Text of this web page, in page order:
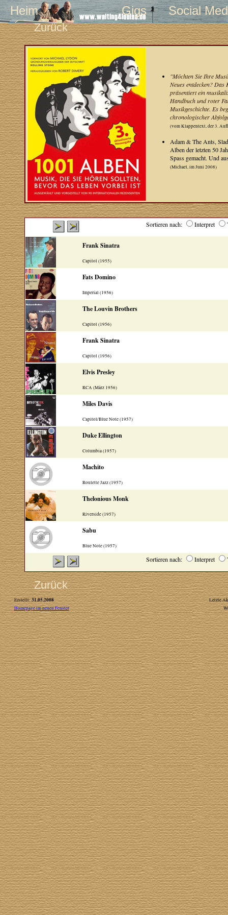
Heim Gigs Social
Zurück
"Möchten Sie Ihre
Neues entdecken?
präsentiert ein
Handbuch und roter
Musikgeschichte. Es
chronologischer
(vom Klappentext, der 3.
Adam & The Ants,
Alben der letzten 50
Spass gemacht. Und
(Michael, im Juni 2008)
Sortieren nach: Interpret
Frank Sinatra
Capitol (1955)
Fats Domino
Imperial (1956)
The Louvin Brothers
Capitol (1956)
Frank Sinatra
Capitol (1956)
Elvis Presley
RCA (März 1956)
Miles Davis
Capitol/Blue Note (1957)
Duke Ellington
Columbia (1957)
Machito
Roulette Jazz (1957)
Thelonious Monk
Riverside (1957)
Sabu
Blue Note (1957)
Sortieren nach: Interpret
Zurück
Erstellt:31.05.2008
Letzte
Homepage im neuen Fenster